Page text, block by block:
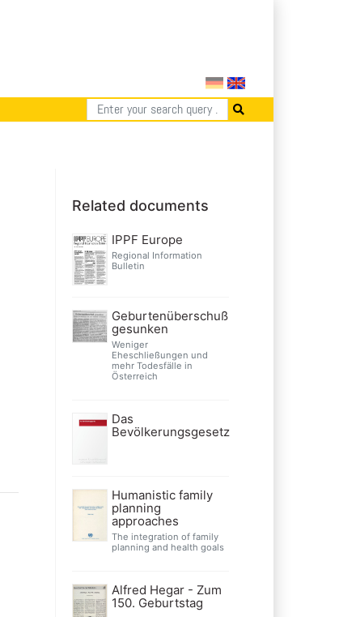
Related documents
IPPF Europe
Regional Information
Bulletin
Geburtenüberschuß
gesunken
Weniger
Eheschließungen und
mehr Todesfälle in
Österreich
Das
Bevölkerungsgesetz
Humanistic family
planning
approaches
The integration of family
planning and health goals
Alfred Hegar - Zum
150. Geburtstag